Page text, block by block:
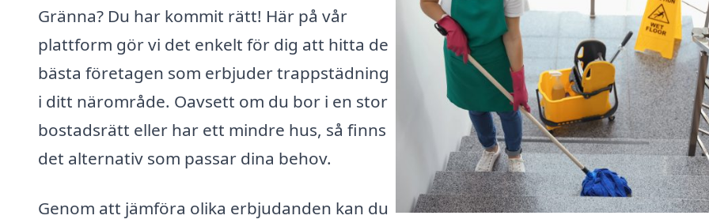
Gränna? Du har kommit rätt! Här på vår
plattform gör vi det enkelt för dig att hitta de
bästa företagen som erbjuder trappstädning
i ditt närområde. Oavsett om du bor i en stor
bostadsrätt eller har ett mindre hus, så finns
det alternativ som passar dina behov.
Genom att jämföra olika erbjudanden kan du